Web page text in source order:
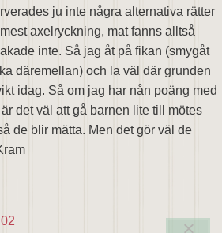
ju inte några alternativa rätter
axelryckning, mat fanns alltså
inte. Så jag åt på fikan (smygåt
däremellan) och la väl där grunden
idag. Så om jag har nån poäng med
det väl att gå barnen lite till mötes
de blir mätta. Men det gör väl de